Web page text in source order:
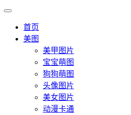
首页
美图
美甲图片
宝宝萌图
狗狗萌图
头像图片
美女图片
动漫卡通